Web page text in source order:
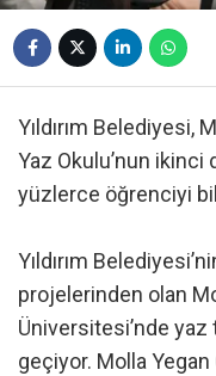
Yıldırım Belediyesi,
Yaz Okulu’nun
yüzlerce öğrenciyi
Yıldırım
projelerinden olan
Üniversitesi’nde
geçiyor. Molla